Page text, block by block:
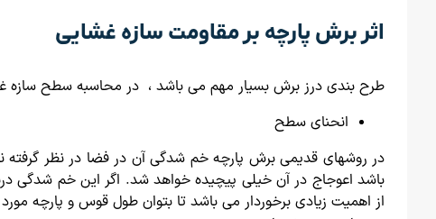
اثر برش پارچه بر مقاومت سازه غشایی
طرح بندی درز برش بسیار مهم می باشد ، در محاسبه سطح سازه
انحنای سطح
در روشهای قدیمی برش پارچه خم شدگی آن در فضا در نظر گرفته
باشد اعوجاج در آن خیلی پیچیده خواهد شد. اگر این خم شدگی
از اهمیت زیادی برخوردار می باشد تا بتوان طول قوس و پارچه